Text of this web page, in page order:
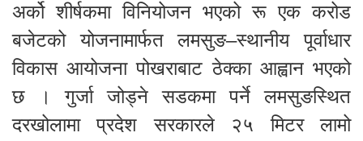
अर्को शीर्षकमा विनियोजन भएको रू एक करोड
बजेटको योजनामार्फत लमसुङ–स्थानीय पूर्वाधार
विकास आयोजना पोखराबाट ठेक्का आह्वान भएको
छ । गुर्जा जोड्ने सडकमा पर्ने लमसुङस्थित
दरखोलामा प्रदेश सरकारले २५ मिटर लामो